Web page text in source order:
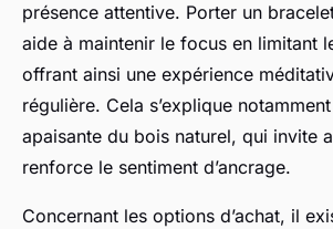
présence attentive. Porter un
aide à maintenir le focus en limitant
offrant ainsi une expérience
régulière. Cela s’explique
apaisante du bois naturel, qui invite
renforce le sentiment d’ancrage.
Concernant les options d’achat, il